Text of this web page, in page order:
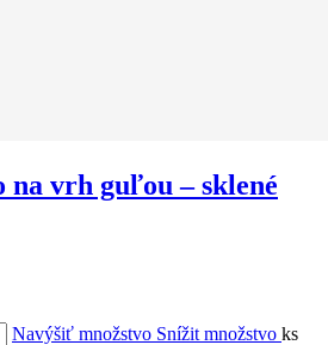
na vrh guľou – sklené
Navýšiť množstvo Snížit množstvo ks